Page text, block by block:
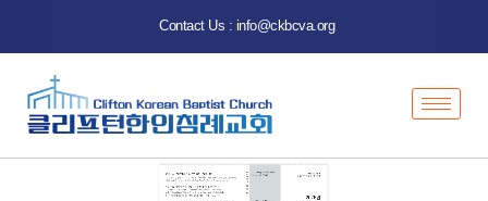
Contact Us : info@ckbcva.org